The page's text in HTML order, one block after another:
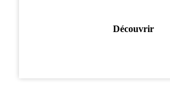
Découvrir